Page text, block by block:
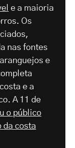
e a maioria
Os
nas fontes
e
e a
A 11 de
o público
da costa